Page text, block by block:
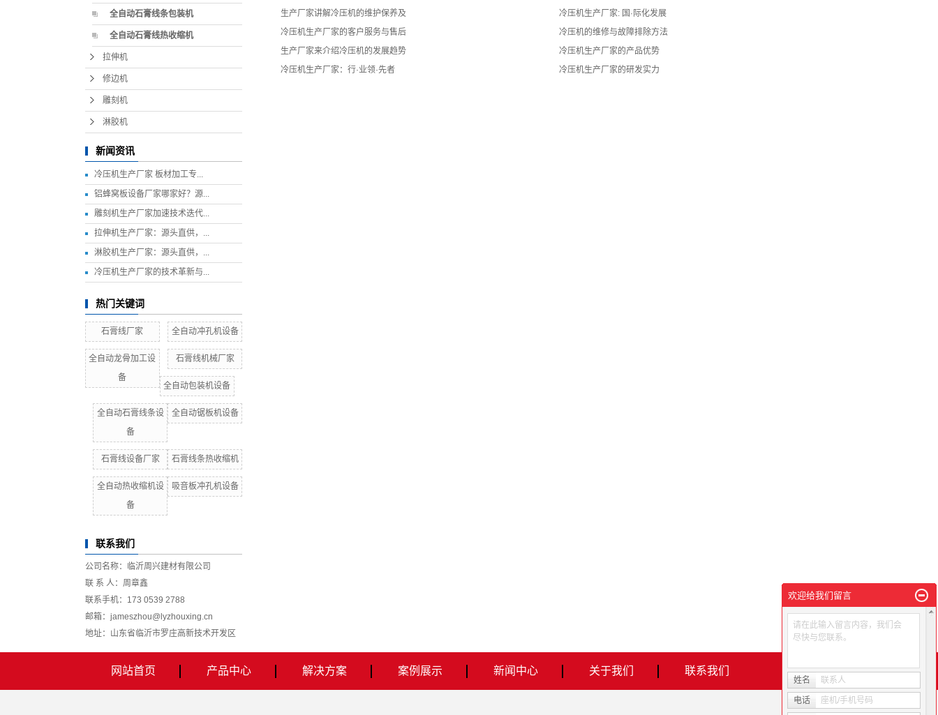
全自动石膏线条包装机
全自动石膏线热收缩机
拉伸机
修边机
雕刻机
淋胶机
新闻资讯
冷压机生产厂家 板材加工专...
铝蜂窝板设备厂家哪家好？源...
雕刻机生产厂家加速技术迭代...
拉伸机生产厂家：源头直供，...
淋胶机生产厂家：源头直供，...
冷压机生产厂家的技术革新与...
热门关键词
石膏线厂家 全自动冲孔机设备
全自动龙骨加工设
备
石膏线机械厂家
全自动包装机设备
全自动石膏线条设
备
全自动锯板机设备
石膏线设备厂家 石膏线条热收缩机
全自动热收缩机设
备
吸音板冲孔机设备
联系我们
公司名称：临沂周兴建材有限公司
联 系 人：周章鑫
联系手机：173 0539 2788
邮箱：jameszhou@lyzhouxing.cn
地址：山东省临沂市罗庄高新技术开发区
生产厂家讲解冷压机的维护保养及
冷压机生产厂家: 国·际化发展
冷压机生产厂家的客户服务与售后
冷压机的维修与故障排除方法
生产厂家来介绍冷压机的发展趋势
冷压机生产厂家的产品优势
冷压机生产厂家：行·业领·先者
冷压机生产厂家的研发实力
网站首页 产品中心 解决方案 案例展示 新闻中心 关于我们 联系我们
欢迎给我们留言
请在此输入留言内容，我们会
尽快与您联系。
姓名 联系人
电话 座机/手机号码